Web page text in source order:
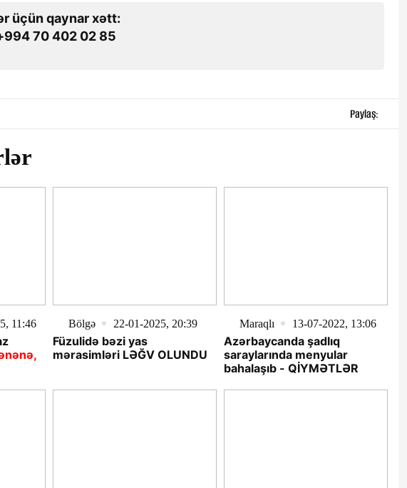
üçün qaynar xətt:
70 402 02 85
Paylaş:
11:46 Bölgə 22-01-2025, 20:39
Füzulidə bəzi yas
mərasimləri LƏĞV OLUNDU
Maraqlı 13-07-2022, 13:06
Azərbaycanda şadlıq
saraylarında menyular
bahalaşıb - QİYMƏTLƏR